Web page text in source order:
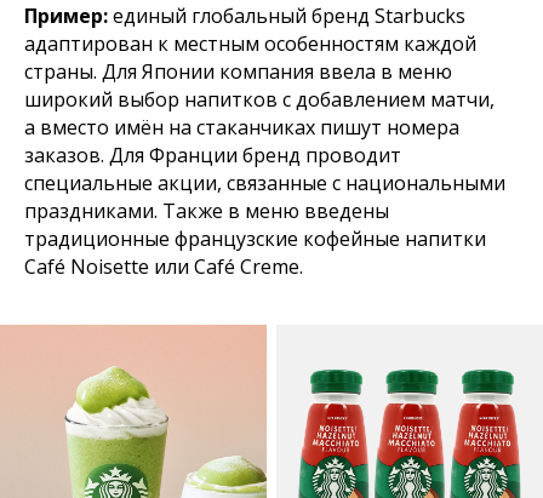
Пример:единый глобальный бренд Starbucks
адаптирован к местным особенностям каждой
страны. Для Японии компания ввела в меню
широкий выбор напитков с добавлением матчи,
а вместо имён на стаканчиках пишут номера
заказов. Для Франции бренд проводит
специальные акции, связанные с национальными
праздниками. Также в меню введены
традиционные французские кофейные напитки
Café Noisette или Café Creme.